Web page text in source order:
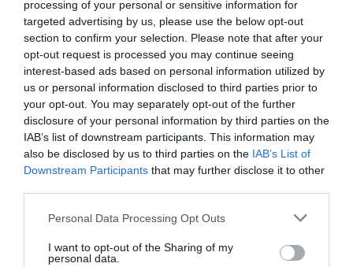
processing of your personal or sensitive information for
targeted advertising by us, please use the below opt-out
section to confirm your selection. Please note that after your
opt-out request is processed you may continue seeing
interest-based ads based on personal information utilized by
us or personal information disclosed to third parties prior to
your opt-out. You may separately opt-out of the further
disclosure of your personal information by third parties on the
IAB’s list of downstream participants. This information may
also be disclosed by us to third parties on the IAB’s List of
Downstream Participants that may further disclose it to other
Personal Data Processing Opt Outs
I want to opt-out of the Sharing of my
personal data.
DERNIERS COMMENTAIRES
strider_ona commenté l'article :
Fiabilité du COMAC C919 : des anomalies signalées
dans un document attribué à China Southern Airlines
CecildeMillea commenté l'article :
de Boeing 777-9 déjà construits